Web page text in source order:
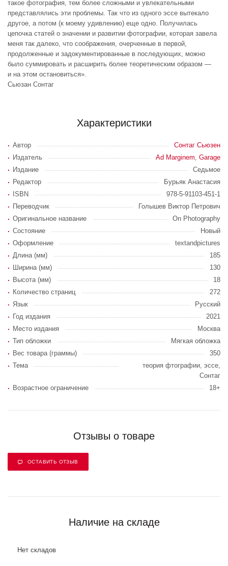
такое фотография, тем более сложными и увлекательными
представлялись эти проблемы. Так что из одного эссе вытекало
другое, а потом (к моему удивлению) еще одно. Получилась
цепочка статей о значении и развитии фотографии, которая завела
меня так далеко, что соображения, очерченные в первой,
продолженные и задокументированные в последующих, можно
было суммировать и расширить более теоретическим образом —
и на этом остановиться».
Сьюзан Сонтаг
Характеристики
Автор
Сонтаг Сьюзен
Издатель
Ad Marginem, Garage
Издание
Седьмое
Редактор
Бурьяк Анастасия
ISBN
978-5-91103-451-1
Переводчик
Голышев Виктор Петрович
Оригинальное название
On Photography
Состояние
Новый
Оформление
textandpictures
Длина (мм)
185
Ширина (мм)
130
Высота (мм)
18
Количество страниц
272
Язык
Русский
Год издания
2021
Место издания
Москва
Тип обложки
Мягкая обложка
Вес товара (граммы)
350
Тема
теория фтографии, эссе,
Сонтаг
Возрастное ограничение
18+
Отзывы о товаре
ОСТАВИТЬ ОТЗЫВ
Наличие на складе
Нет складов